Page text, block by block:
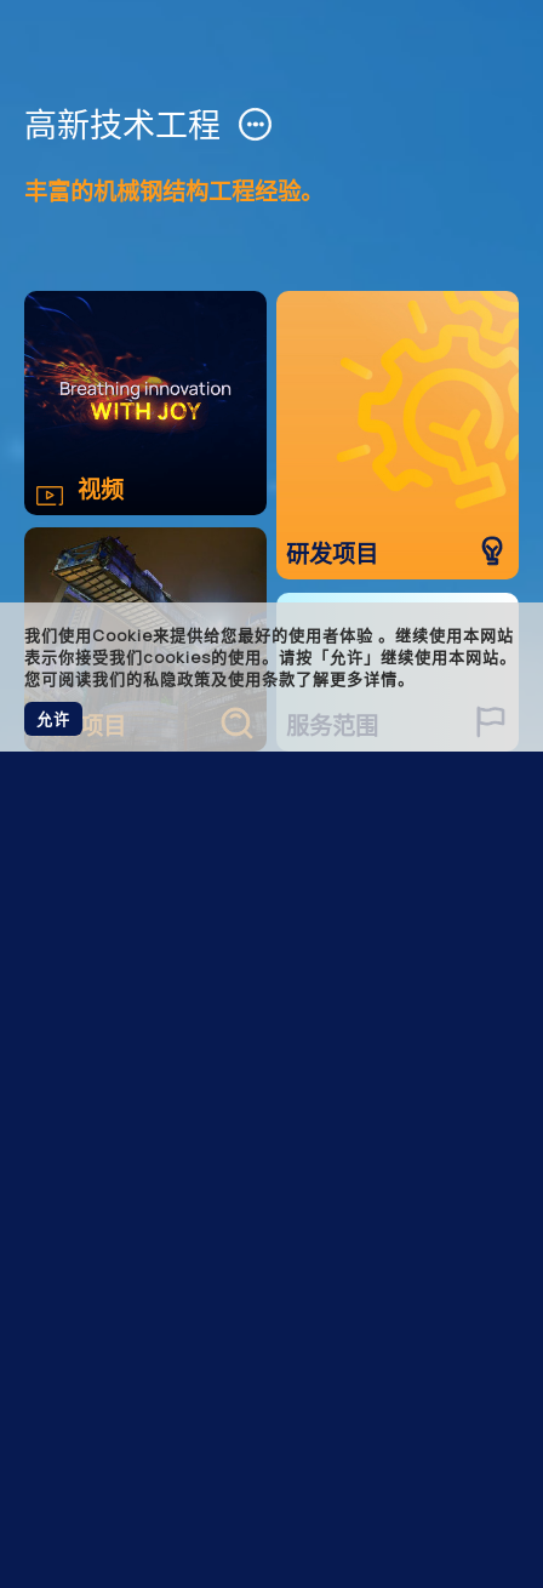
我们使用Cookie来提供给您最好的使用者体验 。继续使用本网站
表示你接受我们cookies的使用。请按「允许」继续使用本网站。
您可阅读我们的私隐政策及使用条款了解更多详情。
允许
高新技术工程
丰富的机械钢结构工程经验。
视频
焦点项目
研发项目
服务范围
main
rnd